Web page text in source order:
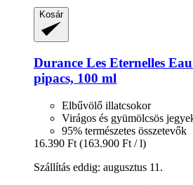
Kosár
Durance Les Eternelles
pipacs, 100 ml
Elbűvölő illatcsokor
Virágos és gyümölcsös
95% természetes összetevők
16.390 Ft (163.900 Ft / l)
Szállítás eddig: augusztus 11.